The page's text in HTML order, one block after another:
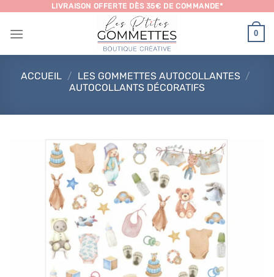
contenu
LIVRAISON OFFERTE DÈS 35€ DE COMMANDE*
0
ACCUEIL / LES GOMMETTES AUTOCOLLANTES /
AUTOCOLLANTS DÉCORATIFS